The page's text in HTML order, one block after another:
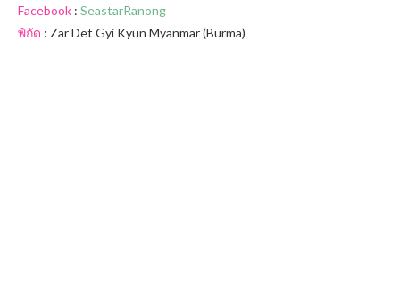
Facebook : SeastarRanong
พิกัด : Zar Det Gyi Kyun Myanmar (Burma)